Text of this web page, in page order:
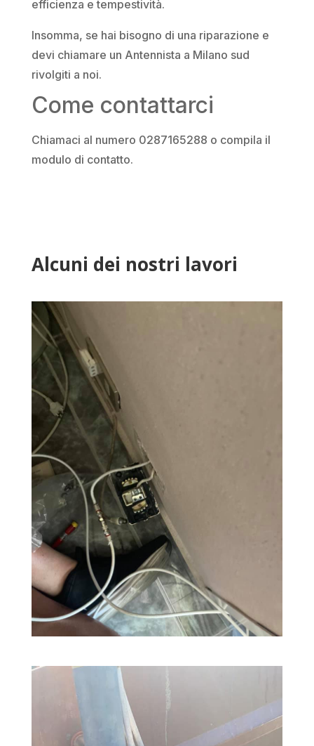
efficienza e tempestività.
Insomma, se hai bisogno di una riparazione e
devi chiamare un Antennista a Milano sud
rivolgiti a noi.
Come contattarci
Chiamaci al numero 0287165288 o compila il
modulo di contatto.
Alcuni dei nostri lavori